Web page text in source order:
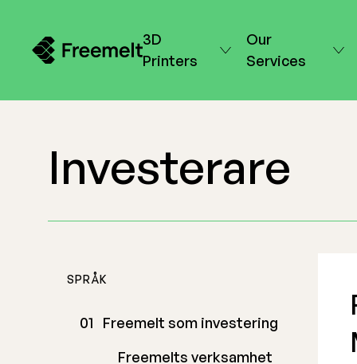
3D
Printers
Our
Services
Investerare
SPRÅK
Freemelt som investering
Freemelts verksamhet